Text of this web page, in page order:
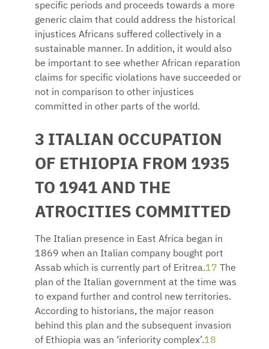
specific periods and proceeds towards a more
generic claim that could address the historical
injustices Africans suffered collectively in a
sustainable manner. In addition, it would also
be important to see whether African reparation
claims for specific violations have succeeded or
not in comparison to other injustices
committed in other parts of the world.
3 ITALIAN OCCUPATION
OF ETHIOPIA FROM 1935
TO 1941 AND THE
ATROCITIES COMMITTED
The Italian presence in East Africa began in
1869 when an Italian company bought port
Assab which is currently part of Eritrea.17 The
plan of the Italian government at the time was
to expand further and control new territories.
According to historians, the major reason
behind this plan and the subsequent invasion
of Ethiopia was an ‘inferiority complex’.18